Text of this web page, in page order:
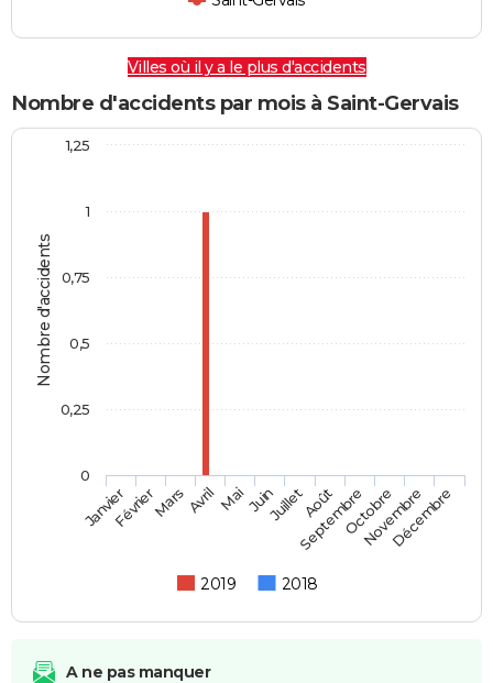
Villes où il y a le plus d'accidents
Nombre d'accidents par mois à Saint-Gervais
Nombre d'accidents
2019 2018
JanvierFévrierMars AvrilMaiJuinJuilletAoût
SeptembreOctobre
Novembre
Décembre
0
1
0,25
0,5
0,75
1,25
A ne pas manquer